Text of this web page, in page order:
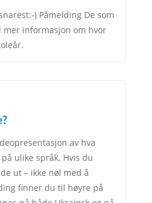
) Påmelding De som
informasjon om hvor
av hva
ulike språk. Hvis du
ut – ikke nøl med å
finner du til høyre på